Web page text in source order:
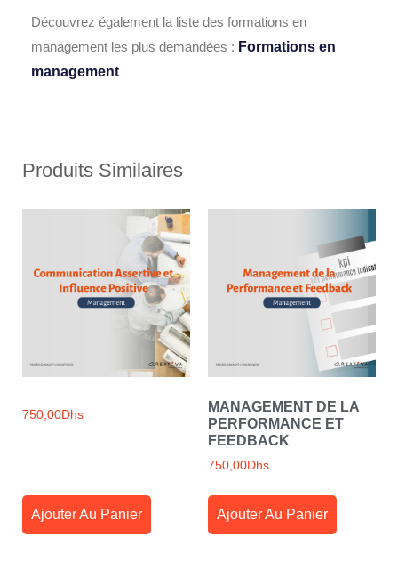
Découvrez également la liste des formations en
management les plus demandées : Formations en
management
Produits Similaires
750,00Dhs
Ajouter Au Panier
MANAGEMENT DE LA
PERFORMANCE ET
FEEDBACK
750,00Dhs
Ajouter Au Panier